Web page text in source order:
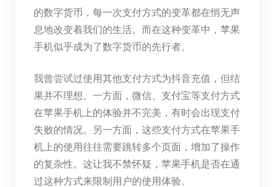
的数字货币，每一次支付方式的变革都在悄无声
息地改变着我们的生活。而在这种变革中，苹果
手机似乎成为了数字货币的先行者。
我曾尝试过使用其他支付方式为抖音充值，但结
果并不理想。一方面，微信、支付宝等支付方式
在苹果手机上的体验并不完美，有时会出现支付
失败的情况。另一方面，这些支付方式在苹果手
机上的使用往往需要跳转多个页面，增加了操作
的复杂性。这让我不禁怀疑，苹果手机是否在通
过这种方式来限制用户的使用体验。